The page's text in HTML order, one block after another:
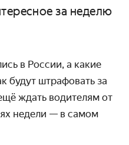
за неделю
в России, а какие
будут штрафовать за
ждать водителям от
недели — в самом